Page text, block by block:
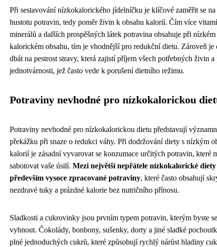
Při sestavování nízkokalorického jídelníčku je klíčové zaměřit se
hustotu potravin, tedy poměr živin k obsahu kalorií. Čím více
minerálů a dalších prospěšných látek potravina obsahuje při nízkém
kalorickém obsahu, tím je vhodnější pro redukční dietu. Zároveň je
dbát na pestrost stravy, která zajistí příjem všech potřebných živin a
jednotvárnosti, jež často vede k porušení dietního režimu.
Potraviny nevhodné pro nízkokalorickou
Potraviny nevhodné pro nízkokalorickou dietu představují
překážku při snaze o redukci váhy. Při dodržování diety s nízkým
kalorií je zásadní vyvarovat se konzumace určitých potravin, které
sabotovat vaše úsilí. Mezi největší nepřátele nízkokalorické
především vysoce zpracované potraviny, které často obsahují
nezdravé tuky a prázdné kalorie bez nutričního přínosu.
Sladkosti a cukrovinky jsou prvním typem potravin, kterým byste
vyhnout. Čokolády, bonbony, sušenky, dorty a jiné sladké
plné jednoduchých cukrů, které způsobují rychlý nárůst hladiny